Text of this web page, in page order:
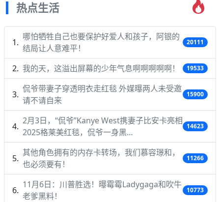
热点生活
哪怕牺牲自己也要保护好爱人和孩子，阿银的
结局让人意难平！
20111
我的天，这溢出屏幕的少年气息啊啊啊啊啊！ 19533
侃爷带妻子穿透明衣走红毯 外媒曝两人未受邀
请不请自来
15900
2月3日，“侃爷”Kanye West携妻子比安卡亮相
2025格莱美红毯，侃爷一身黑…
14623
其他角色拥有的内存卡转场，我们慕容璟和，
也必须要有！
11266
11月6日：川普胜选！曝霉霉Ladygaga和吹牛
老爹黑料！
10773